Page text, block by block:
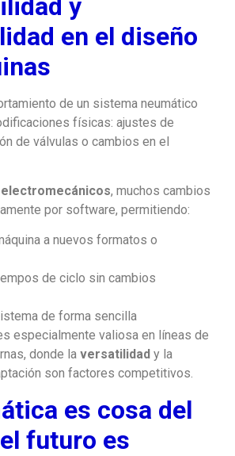
en el diseño
de un sistema neumático
físicas: ajustes de
de válvulas o cambios en el
, muchos cambios
por software, permitiendo:
a nuevos formatos o
de ciclo sin cambios
de forma sencilla
especialmente valiosa en líneas de
donde la versatilidad y la
son factores competitivos.
es cosa del
futuro es